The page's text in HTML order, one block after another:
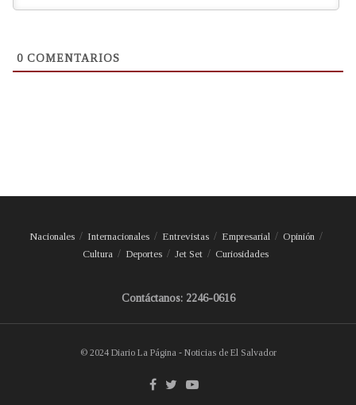
0 COMENTARIOS
Nacionales Internacionales Entrevistas Empresarial
Opinión
Cultura
Deportes Jet Set Curiosidades
Contáctanos: 2246-0616
© 2024 Diario La Página - Noticias de El Salvador